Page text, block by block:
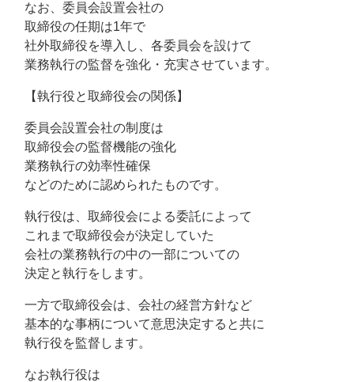
なお、委員会設置会社の
取締役の任期は1年で
社外取締役を導入し、各委員会を設けて
業務執行の監督を強化・充実させています。
【執行役と取締役会の関係】
委員会設置会社の制度は
取締役会の監督機能の強化
業務執行の効率性確保
などのために認められたものです。
執行役は、取締役会による委託によって
これまで取締役会が決定していた
会社の業務執行の中の一部についての
決定と執行をします。
一方で取締役会は、会社の経営方針など
基本的な事柄について意思決定すると共に
執行役を監督します。
なお執行役は